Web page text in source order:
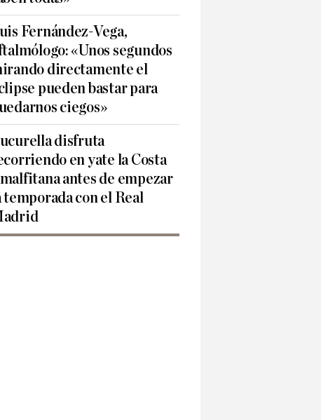
Fernández-Vega,
«Unos segundos
directamente el
pueden bastar para
ciegos»
disfruta
en yate la Costa
antes de empezar
temporada con el Real